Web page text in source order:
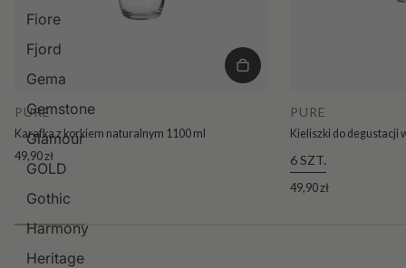
Fiore
Fjord
Gema
Gemstone
Glamour
GOLD
Gothic
Harmony
Heritage
PURE
Karafka z korkiem naturalnym 1100 ml
49,90 zł
PURE
Kieliszki do degustacji
6 SZT.
49,90 zł